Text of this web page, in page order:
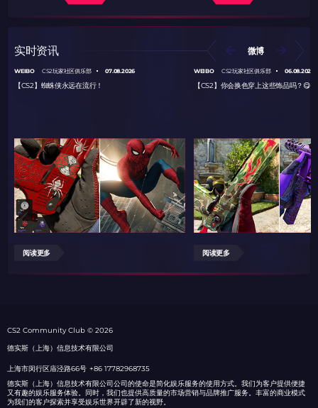
实时资讯 微博
WEIBO CS2玩家社区俱乐部 07.08.2026
【CS2】蜘蛛侠永远在流行！
阅读更多
WEIBO CS2玩家社区俱乐部 06.08.2026
【CS2】你会换色穿上这些饰品吗？😋
阅读更多
СS2 Community Club © 2026
德实斯（上海）信息技术有限公司
上海市闵行区庙泾路66号 +86 17782968735
德实斯（上海）信息技术有限公司公司的使命是简化娱乐服务的使用方式。我们为客户提供便捷
又有趣的娱乐服务体验。同时，我们也提供高质量的市场营销与品牌推广服务。丰富的商业模式
为我们的客户探索并享受娱乐世界开辟了新的视野。